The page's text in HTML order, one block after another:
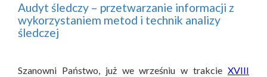
Audyt śledczy – przetwarzanie informacji z
wykorzystaniem metod i technik analizy
śledczej
Szanowni Państwo, już we wrześniu w trakcie XVIII